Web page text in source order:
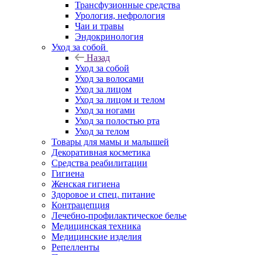
Трансфузионные средства
Урология, нефрология
Чаи и травы
Эндокринология
Уход за собой
Назад
Уход за собой
Уход за волосами
Уход за лицом
Уход за лицом и телом
Уход за ногами
Уход за полостью рта
Уход за телом
Товары для мамы и малышей
Декоративная косметика
Средства реабилитации
Гигиена
Женская гигиена
Здоровое и спец. питание
Контрацепция
Лечебно-профилактическое белье
Медицинская техника
Медицинские изделия
Репелленты